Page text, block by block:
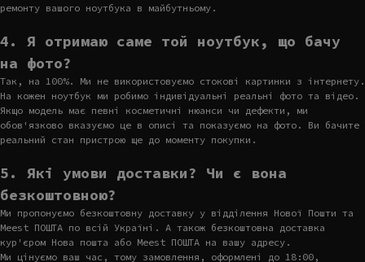
ремонту вашого ноутбука в майбутньому.
4. Я отримаю саме той ноутбук, що бачу
на фото?
Так, на 100%. Ми не використовуємо стокові картинки з інтернету.
На кожен ноутбук ми робимо індивідуальні реальні фото та відео.
Якщо модель має певні косметичні нюанси чи дефекти, ми
обов'язково вказуємо це в описі та показуємо на фото. Ви бачите
реальний стан пристрою ще до моменту покупки.
5. Які умови доставки? Чи є вона
безкоштовною?
Ми пропонуємо безкоштовну доставку у відділення Нової Пошти та
Meest ПОШТА по всій Україні. А також безкоштовна доставка
кур'єром Нова пошта або Meest ПОШТА на вашу адресу.
Ми цінуємо ваш час, тому замовлення, оформлені до 18:00,